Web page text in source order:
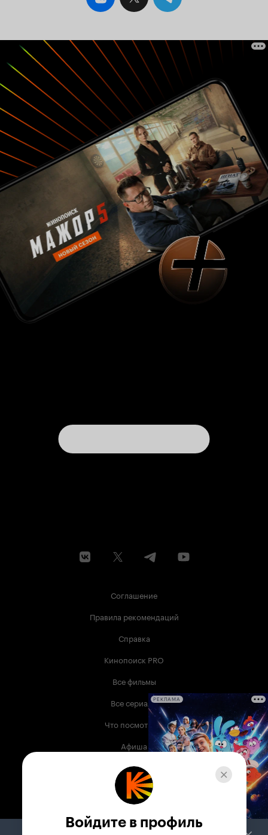
Соглашение
Правила рекомендаций
Справка
Кинопоиск PRO
Все фильмы
Все сериалы
Что посмотреть
Афиша
Музыка
Телепрограмма
Служба поддержки
РЕКЛАМА
Войдите в профиль